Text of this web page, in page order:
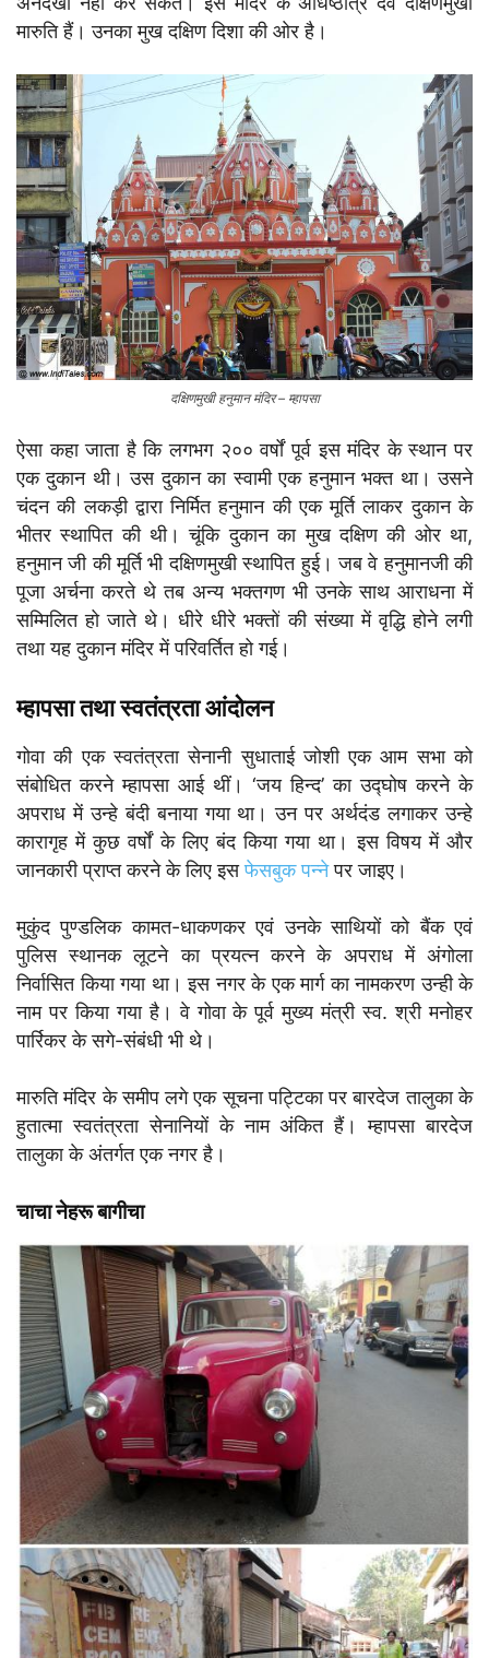
मारुति हैं। उनका मुख दक्षिण दिशा की ओर है।
दक्षिणमुखी हनुमान मंदिर – म्हापसा
ऐसा कहा जाता है कि लगभग २०० वर्षों पूर्व इस मंदिर के स्थान पर
एक दुकान थी। उस दुकान का स्वामी एक हनुमान भक्त था। उसने
चंदन की लकड़ी द्वारा निर्मित हनुमान की एक मूर्ति लाकर दुकान के
भीतर स्थापित की थी। चूंकि दुकान का मुख दक्षिण की ओर था,
हनुमान जी की मूर्ति भी दक्षिणमुखी स्थापित हुई। जब वे हनुमानजी की
पूजा अर्चना करते थे तब अन्य भक्तगण भी उनके साथ आराधना में
सम्मिलित हो जाते थे। धीरे धीरे भक्तों की संख्या में वृद्धि होने लगी
तथा यह दुकान मंदिर में परिवर्तित हो गई।
म्हापसा तथा स्वतंत्रता आंदोलन
गोवा की एक स्वतंत्रता सेनानी सुधाताई जोशी एक आम सभा को
संबोधित करने म्हापसा आई थीं। ‘जय हिन्द’ का उद्घोष करने के
अपराध में उन्हे बंदी बनाया गया था। उन पर अर्थदंड लगाकर उन्हे
कारागृह में कुछ वर्षों के लिए बंद किया गया था। इस विषय में और
जानकारी प्राप्त करने के लिए इसफेसबुक पन्नेपर जाइए।
मुकुंद पुण्डलिक कामत-धाकणकर एवं उनके साथियों को बैंक एवं
पुलिस स्थानक लूटने का प्रयत्न करने के अपराध में अंगोला
निर्वासित किया गया था। इस नगर के एक मार्ग का नामकरण उन्ही के
नाम पर किया गया है। वे गोवा के पूर्व मुख्य मंत्री स्व. श्री मनोहर
पार्रिकर के सगे-संबंधी भी थे।
मारुति मंदिर के समीप लगे एक सूचना पट्टिका पर बारदेज तालुका के
हुतात्मा स्वतंत्रता सेनानियों के नाम अंकित हैं। म्हापसा बारदेज
तालुका के अंतर्गत एक नगर है।
चाचा नेहरू बागीचा